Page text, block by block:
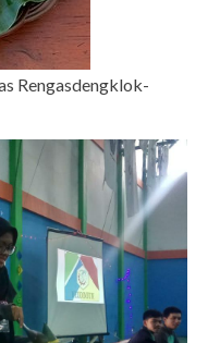
Rengasdengklok-